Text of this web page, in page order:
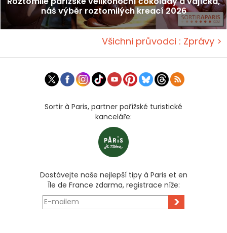
náš výběr roztomilých kreací 2026
Všichni průvodci : Zprávy >
Sortir à Paris, partner pařížské turistické
kanceláře:
Dostávejte naše nejlepší tipy à Paris et en
Île de France zdarma, registrace níže:
>